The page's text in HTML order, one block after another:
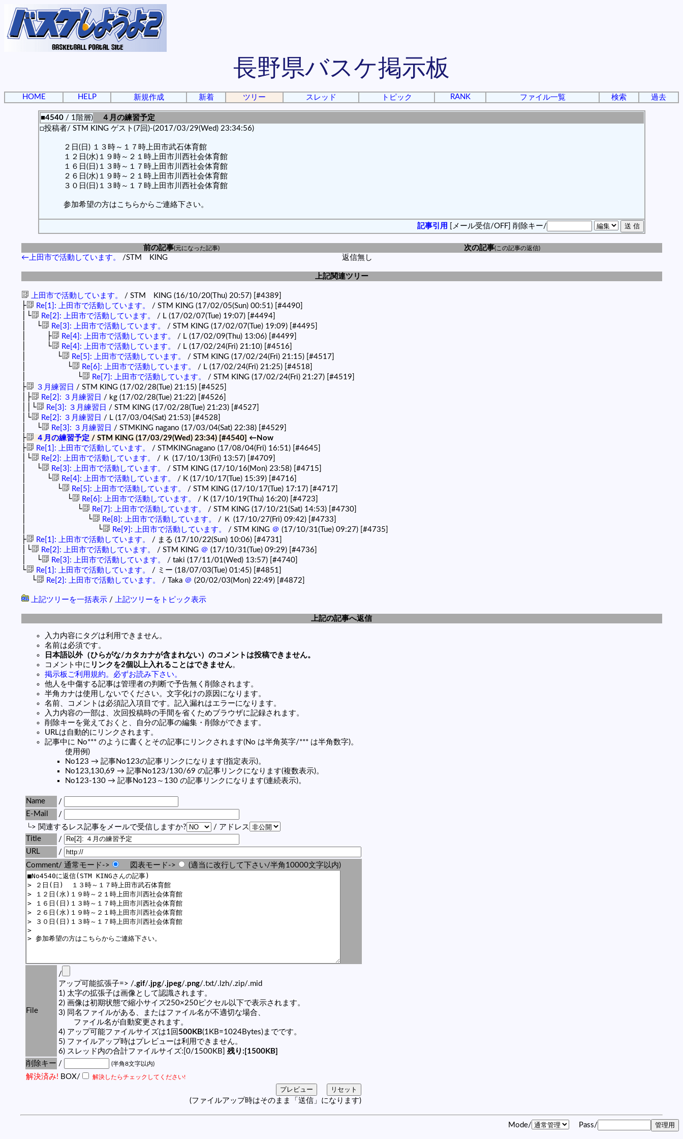
長野県バスケ掲示板
HOME HELP 新規作成 新着 ツリー スレッド トピック RANK ファイル一覧 検索 過去
■4540/ 1階層)
４月の練習予定
□投稿者/ STM KING ゲスト(7回)-(2017/03/29(Wed) 23:34:56)
２日(日) １３時～１７時上田市武石体育館
１２日(水)１９時～２１時上田市川西社会体育館
１６日(日)１３時～１７時上田市川西社会体育館
２６日(水)１９時～２１時上田市川西社会体育館
３０日(日)１３時～１７時上田市川西社会体育館
参加希望の方はこちらからご連絡下さい。
記事引用 [メール受信/OFF] 削除キー/
前の記事(元になった記事) 次の記事(この記事の返信)
←上田市で活動しています。 /STM KING 返信無し
上記関連ツリー
上田市で活動しています。 / STM KING (16/10/20(Thu) 20:57) [#4389]
├ Re[1]: 上田市で活動しています。 / STM KING (17/02/05(Sun) 00:51) [#4490]
│└ Re[2]: 上田市で活動しています。 / L (17/02/07(Tue) 19:07) [#4494]
│ └ Re[3]: 上田市で活動しています。 / STM KING (17/02/07(Tue) 19:09) [#4495]
│ ├ Re[4]: 上田市で活動しています。 / L (17/02/09(Thu) 13:06) [#4499]
│ └ Re[4]: 上田市で活動しています。 / L (17/02/24(Fri) 21:10) [#4516]
│ └ Re[5]: 上田市で活動しています。 / STM KING (17/02/24(Fri) 21:15) [#4517]
│ └ Re[6]: 上田市で活動しています。 / L (17/02/24(Fri) 21:25) [#4518]
│ └ Re[7]: 上田市で活動しています。 / STM KING (17/02/24(Fri) 21:27) [#4519]
├ ３月練習日 / STM KING (17/02/28(Tue) 21:15) [#4525]
│├ Re[2]: ３月練習日 / kg (17/02/28(Tue) 21:22) [#4526]
││└ Re[3]: ３月練習日 / STM KING (17/02/28(Tue) 21:23) [#4527]
│└ Re[2]: ３月練習日 / L (17/03/04(Sat) 21:53) [#4528]
│ └ Re[3]: ３月練習日 / STMKING nagano (17/03/04(Sat) 22:38) [#4529]
├ ４月の練習予定 / STM KING (17/03/29(Wed) 23:34) [#4540] ←Now
├ Re[1]: 上田市で活動しています。 / STMKINGnagano (17/08/04(Fri) 16:51) [#4645]
│└ Re[2]: 上田市で活動しています。 / Ｋ (17/10/13(Fri) 13:57) [#4709]
│ └ Re[3]: 上田市で活動しています。 / STM KING (17/10/16(Mon) 23:58) [#4715]
│ └ Re[4]: 上田市で活動しています。 / K (17/10/17(Tue) 15:39) [#4716]
│ └ Re[5]: 上田市で活動しています。 / STM KING (17/10/17(Tue) 17:17) [#4717]
│ └ Re[6]: 上田市で活動しています。 / K (17/10/19(Thu) 16:20) [#4723]
│ └ Re[7]: 上田市で活動しています。 / STM KING (17/10/21(Sat) 14:53) [#4730]
│ └ Re[8]: 上田市で活動しています。 / Ｋ (17/10/27(Fri) 09:42) [#4733]
│ └ Re[9]: 上田市で活動しています。 / STM KING ＠ (17/10/31(Tue) 09:27) [#4735]
├ Re[1]: 上田市で活動しています。 / まる (17/10/22(Sun) 10:06) [#4731]
│└ Re[2]: 上田市で活動しています。 / STM KING ＠ (17/10/31(Tue) 09:29) [#4736]
│ └ Re[3]: 上田市で活動しています。 / taki (17/11/01(Wed) 13:57) [#4740]
└ Re[1]: 上田市で活動しています。 / ミー (18/07/03(Tue) 01:45) [#4851]
└ Re[2]: 上田市で活動しています。 / Taka ＠ (20/02/03(Mon) 22:49) [#4872]
上記ツリーを一括表示/ 上記ツリーをトピック表示
上記の記事へ返信
入力内容にタグは利用できません。
名前は必須です。
日本語以外（ひらがな/カタカナが含まれない）のコメントは投稿できません。
コメント中に リンクを2個以上入れることはできません。
掲示板ご利用規約。必ずお読み下さい。
他人を中傷する記事は管理者の判断で予告無く削除されます。
半角カナは使用しないでください。文字化けの原因になります。
名前、コメントは必須記入項目です。記入漏れはエラーになります。
入力内容の一部は、次回投稿時の手間を省くためブラウザに記録されます。
削除キーを覚えておくと、自分の記事の編集・削除ができます。
URLは自動的にリンクされます。
記事中に No*** のように書くとその記事にリンクされます(No は半角英字/*** は半角数字)。
使用例)
No123 → 記事No123の記事リンクになります(指定表示)。
No123,130,69 → 記事No123/130/69 の記事リンクになります(複数表示)。
No123-130 → 記事No123～130 の記事リンクになります(連続表示)。
Name
/
E-Mail
/
└> 関連するレス記事をメールで受信しますか?
/ アドレス
Title
/
URL
/
Comment/ 通常モード->
図表モード-> (適当に改行して下さい/半角10000文字以内)
File
/
アップ可能拡張子=> /.gif/.jpg/.jpeg/.png/.txt/.lzh/.zip/.mid
1) 太字の拡張子は画像として認識されます。
2) 画像は初期状態で縮小サイズ250×250ピクセル以下で表示されます。
3) 同名ファイルがある、またはファイル名が不適切な場合、
ファイル名が自動変更されます。
4) アップ可能ファイルサイズは1回 500KB(1KB=1024Bytes)までです。
5) ファイルアップ時はプレビューは利用できません。
6) スレッド内の合計ファイルサイズ:[0/1500KB] 残り:[1500KB]
削除キー / (半角8文字以内)
解決済み! BOX/ 解決したらチェックしてください!
(ファイルアップ時はそのまま「送信」になります)
Mode/ Pass/